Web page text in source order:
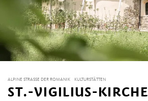
ALPINE STRASSE DER ROMANIK KULTURSTÄTTEN
ST.-VIGILIUS-KIRCHE